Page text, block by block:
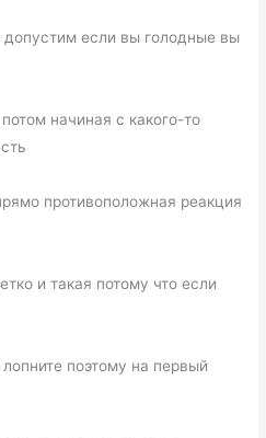
если вы голодные вы
начиная с какого-то
противоположная реакция
и такая потому что если
поэтому на первый